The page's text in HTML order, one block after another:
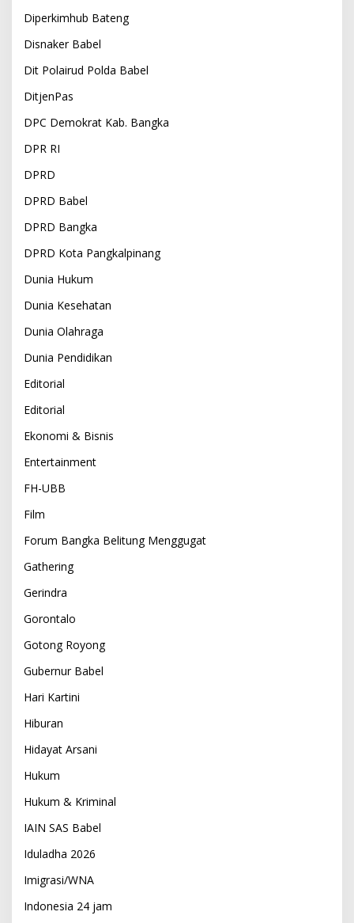
Diperkimhub Bateng
Disnaker Babel
Dit Polairud Polda Babel
DitjenPas
DPC Demokrat Kab. Bangka
DPR RI
DPRD
DPRD Babel
DPRD Bangka
DPRD Kota Pangkalpinang
Dunia Hukum
Dunia Kesehatan
Dunia Olahraga
Dunia Pendidikan
Editorial
Editorial
Ekonomi & Bisnis
Entertainment
FH-UBB
Film
Forum Bangka Belitung Menggugat
Gathering
Gerindra
Gorontalo
Gotong Royong
Gubernur Babel
Hari Kartini
Hiburan
Hidayat Arsani
Hukum
Hukum & Kriminal
IAIN SAS Babel
Iduladha 2026
Imigrasi/WNA
Indonesia 24 jam